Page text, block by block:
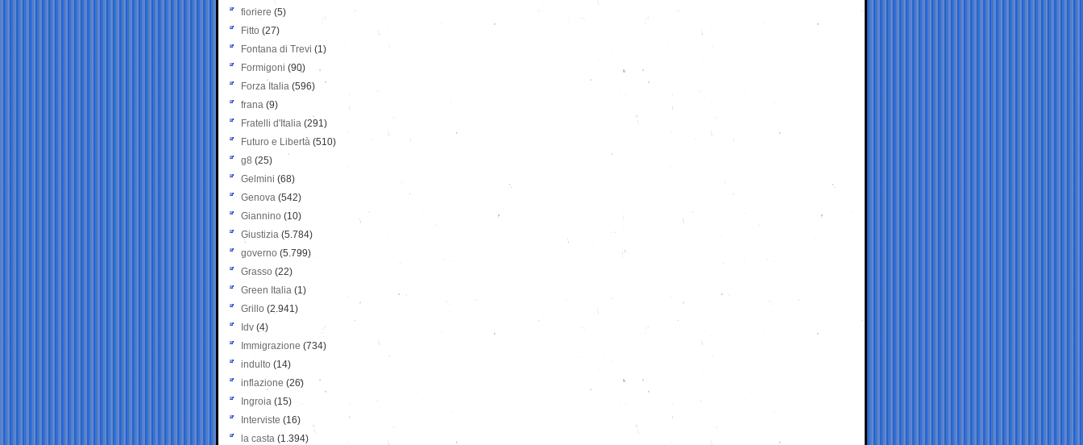
fioriere (5)
Fitto (27)
Fontana di Trevi (1)
Formigoni (90)
Forza Italia (596)
frana (9)
Fratelli d'Italia (291)
Futuro e Libertà (510)
g8 (25)
Gelmini (68)
Genova (542)
Giannino (10)
Giustizia (5.784)
governo (5.799)
Grasso (22)
Green Italia (1)
Grillo (2.941)
Idv (4)
Immigrazione (734)
indulto (14)
inflazione (26)
Ingroia (15)
Interviste (16)
la casta (1.394)